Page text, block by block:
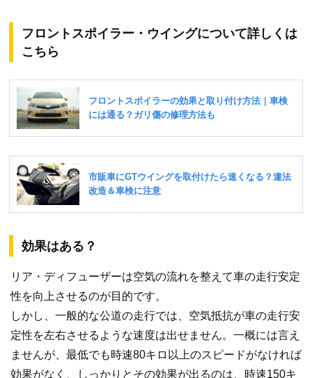
フロントスポイラー・ウイングについて詳しくは
こちら
効果はある？
リア・ディフューザーは空気の流れを整えて車の走行安定
性を向上させるのが目的です。
しかし、一般的な公道の走行では、空気抵抗が車の走行安
定性を左右させるような速度は出せません。一概には言え
ませんが、最低でも時速80キロ以上のスピードがなければ
効果がなく、しっかりとその効果が出るのは、時速150キ